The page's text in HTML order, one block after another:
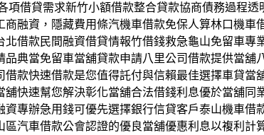
項借貸需求新竹小額借款整合貸款協商債務過程
融資，隱藏費用條汽機車借款免保人算林口機
借款民間融資借貸情報竹借錢救急龜山免留車
典當免留車當舖貸款申請八里公司借款提供當
款快速借款是您值得託付與信賴最佳選擇車貸
快速幫您解決彰化當舖合法借錢利息優於當舖
專辦急用錢可優先選擇銀行信貸客戶泰山機車
汽車借款公會認證的優良當舖優惠利息以複利